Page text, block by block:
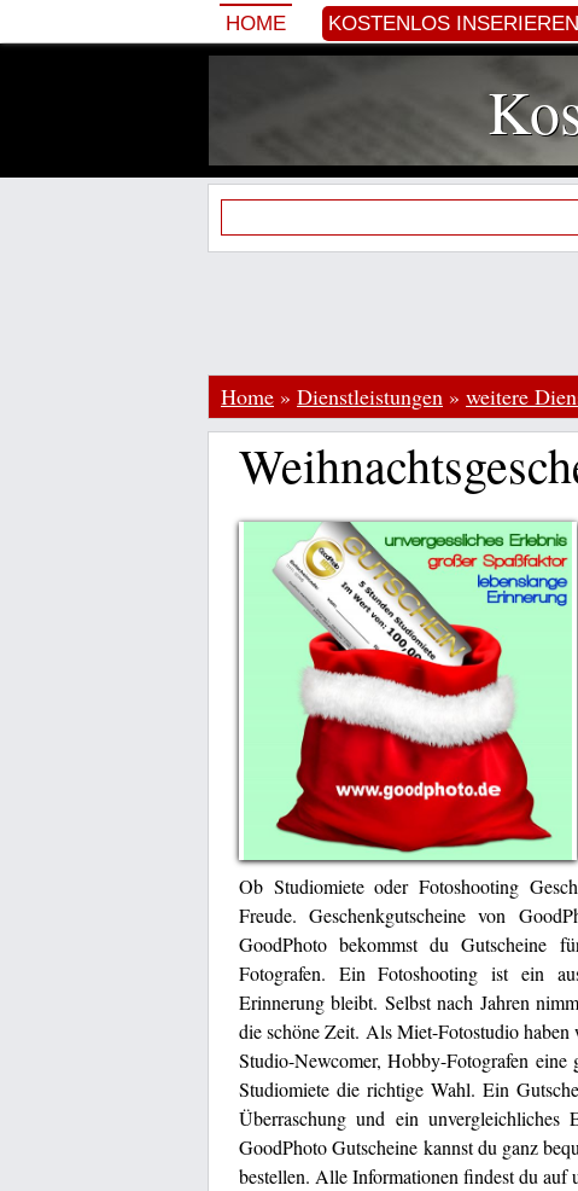
HOME KOSTENLOS INSERIEREN
Home » Dienstleistungen » weitere
Ob Studiomiete oder Fotoshooting
Freude. Geschenkgutscheine von
GoodPhoto bekommst du Gutscheine
Fotografen. Ein Fotoshooting ist ein
Erinnerung bleibt. Selbst nach Jahren
die schöne Zeit. Als Miet-Fotostudio
Studio-Newcomer, Hobby-Fotografen
Studiomiete die richtige Wahl. Ein
Überraschung und ein
GoodPhoto Gutscheine kannst du ganz
bestellen. Alle Informationen findest du auf